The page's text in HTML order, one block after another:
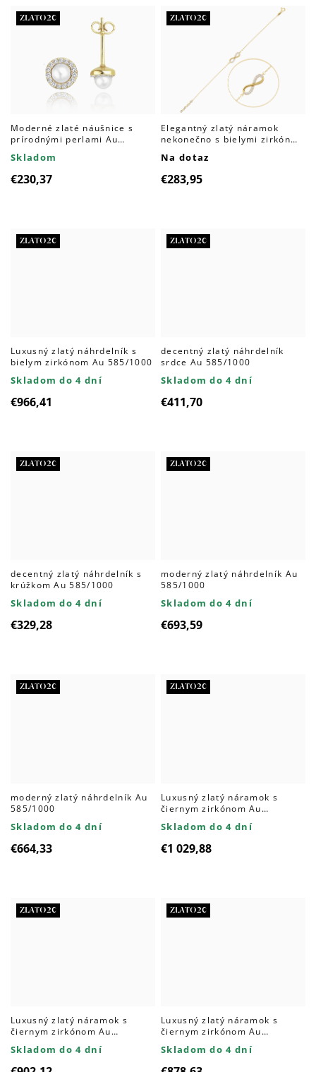
ZLATO20
Moderné zlaté náušnice s
prírodnými perlami Au
Skladom
€230,37
ZLATO20
Elegantný zlatý náramok
nekonečno s bielymi zirkónmi
Na dotaz
€283,95
ZLATO20
Luxusný zlatý náhrdelník s
bielym zirkónom Au 585/1000
Skladom do 4 dní
€966,41
ZLATO20
decentný zlatý náhrdelník
srdce Au 585/1000
Skladom do 4 dní
€411,70
ZLATO20
decentný zlatý náhrdelník s
krúžkom Au 585/1000
Skladom do 4 dní
€329,28
ZLATO20
moderný zlatý náhrdelník Au
585/1000
Skladom do 4 dní
€693,59
ZLATO20
moderný zlatý náhrdelník Au
585/1000
Skladom do 4 dní
€664,33
ZLATO20
Luxusný zlatý náramok s
čiernym zirkónom Au
Skladom do 4 dní
€1 029,88
ZLATO20
Luxusný zlatý náramok s
čiernym zirkónom Au
Skladom do 4 dní
ZLATO20
Luxusný zlatý náramok s
čiernym zirkónom Au
Skladom do 4 dní